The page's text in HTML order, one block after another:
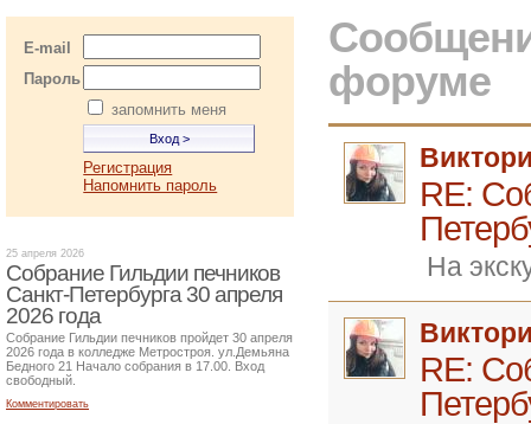
форуме
RE:
На
RE:
E-mail
Пароль
запомнить меня
Регистрация
Напомнить пароль
25 апреля 2026
Собрание Гильдии печников
Санкт-Петербурга 30 апреля
2026 года
Собрание Гильдии печников пройдет 30 апреля
2026 года в колледже Метростроя. ул.Демьяна
Бедного 21 Начало собрания в 17.00. Вход
свободный.
Комментировать